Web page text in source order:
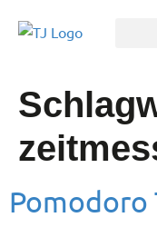
Pomodoro